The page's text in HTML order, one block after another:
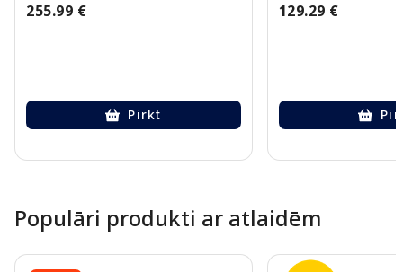
255.99 €
Pirkt
129.29 €
Populāri produkti ar atlaidēm